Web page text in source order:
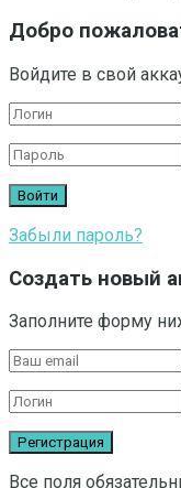
Добро
Войдите в свой
Забыли пароль?
Создать новый
Заполните форму
Все поля